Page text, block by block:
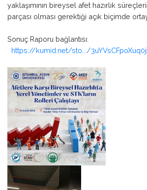
yaklaşımının bireysel afet hazırlık
parçası olması gerektiği açık biçimde
Sonuç Raporu bağlantısı:
https://kumid.net/sto.../